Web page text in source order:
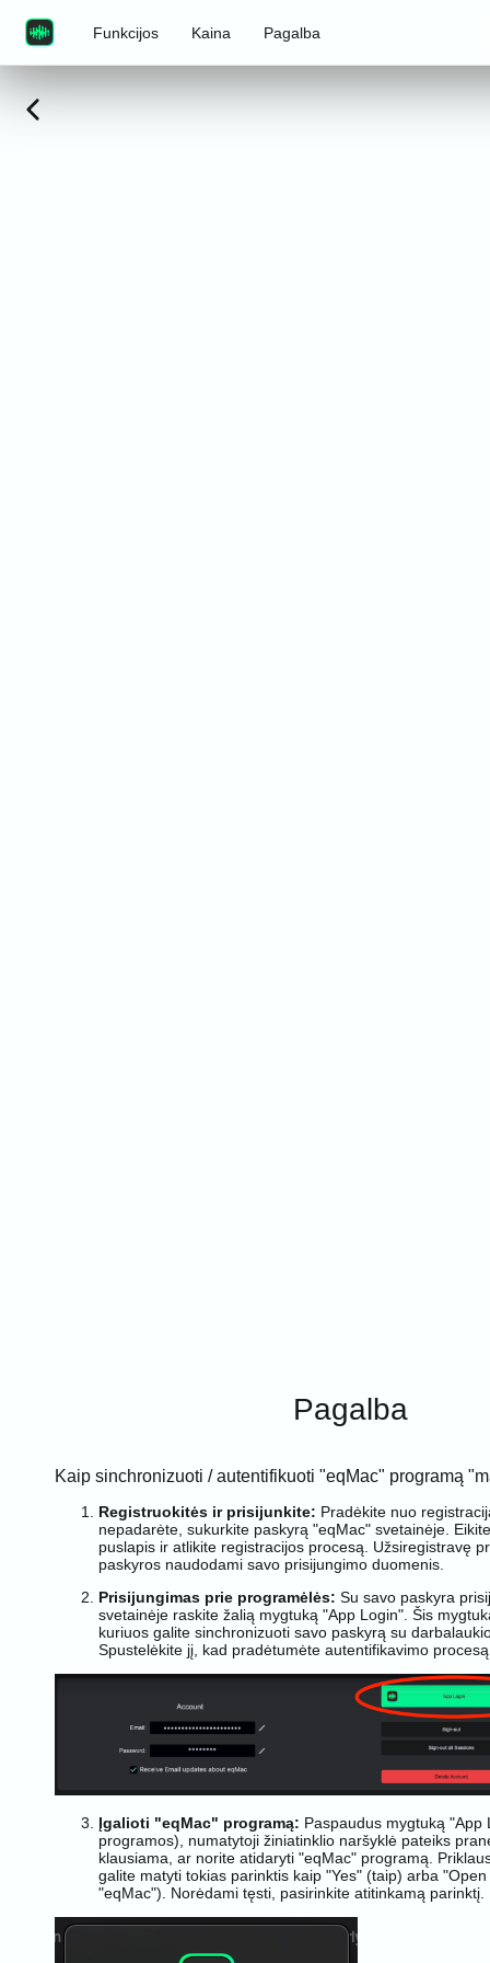
Funkcijos Kaina Pagalba
Pagalba
Kaip sinchronizuoti / autentifikuoti "eqMac" programą
Registruokitės ir prisijunkite: Pradėkite nuo
nepadarėte, sukurkite paskyrą "eqMac" svetainėje.
puslapis ir atlikite registracijos procesą. Užsiregistravę
paskyros naudodami savo prisijungimo duomenis.
Prisijungimas prie programėlės: Su savo paskyra
svetainėje raskite žalią mygtuką "App Login". Šis
kuriuos galite sinchronizuoti savo paskyrą su
Spustelėkite jį, kad pradėtumėte autentifikavimo
Įgalioti "eqMac" programą: Paspaudus mygtuką "App
programos), numatytoji žiniatinklio naršyklė pateiks
klausiama, ar norite atidaryti "eqMac" programą.
galite matyti tokias parinktis kaip "Yes" (taip) arba
"eqMac"). Norėdami tęsti, pasirinkite atitinkamą parinktį.